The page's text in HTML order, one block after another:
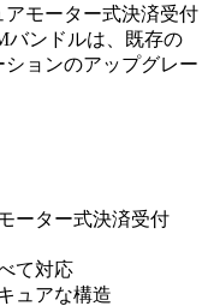
モーター式決済受付
バンドルは、既存の
ョンのアップグレー
ーター式決済受付
て対応
ュアな構造